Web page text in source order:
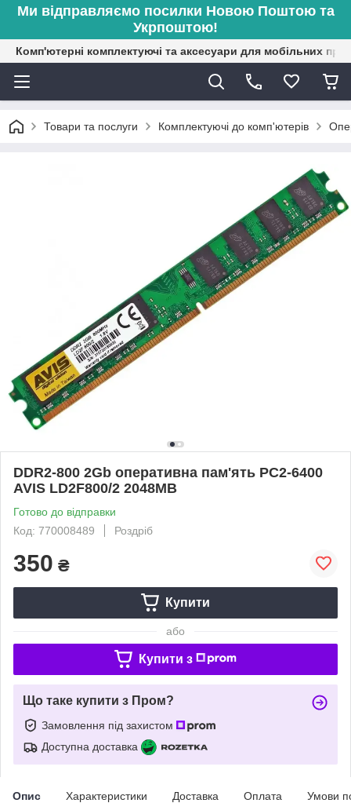
Ми відправляємо посилки Новою Поштою та
Укрпоштою!
Комп'ютерні комплектуючі та аксесуари для мобільних
Товари та послуги Комплектуючі до комп'ютерів
DDR2-800 2Gb оперативна пам'ять PC2-6400
AVIS LD2F800/2 2048MB
Готово до відправки
Код: 770008489
Роздріб
350 ₴
Купити
або
Купити з
Що таке купити з Пром?
Замовлення під захистом
Доступна доставка
Опис Характеристики Доставка Оплата Умови